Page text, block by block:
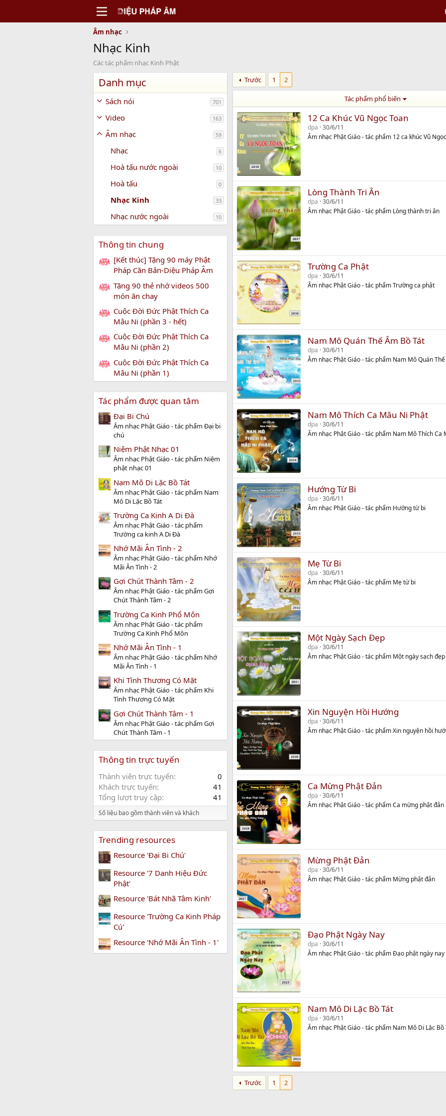
Âm nhạc
Nhạc Kinh
Các tác phẩm nhạc Kinh Phật
Danh mục
Sách nói 701
Video 163
Âm nhạc 59
Nhạc 6
Hoà tấu nước ngoài 10
Hoà tấu 0
Nhạc Kinh 33
Nhạc nước ngoài 10
Thông tin chung
[Kết thúc] Tặng 90 máy Phật
Pháp Căn Bản-Diệu Pháp Âm
Tặng 90 thẻ nhớ videos 500
món ăn chay
Cuộc Đời Đức Phật Thích Ca
Mâu Ni (phần 3 - hết)
Cuộc Đời Đức Phật Thích Ca
Mâu Ni (phần 2)
Cuộc Đời Đức Phật Thích Ca
Mâu Ni (phần 1)
Tác phẩm được quan tâm
Đại Bi Chú
Âm nhạc Phật Giáo - tác phẩm Đại bi
chú
Niệm Phật Nhạc 01
Âm nhạc Phật Giáo - tác phẩm Niệm
phật nhạc 01
Nam Mô Di Lặc Bồ Tát
Âm nhạc Phật Giáo - tác phẩm Nam
Mô Di Lặc Bồ Tát
Trường Ca Kinh A Di Đà
Âm nhạc Phật Giáo - tác phẩm
Trường ca kinh A Di Đà
Nhớ Mãi Ân Tình - 2
Âm nhạc Phật Giáo - tác phẩm Nhớ
Mãi Ân Tình - 2
Gợi Chút Thành Tâm - 2
Âm nhạc Phật Giáo - tác phẩm Gợi
Chút Thành Tâm - 2
Trường Ca Kinh Phổ Môn
Âm nhạc Phật Giáo - tác phẩm
Trường Ca Kinh Phổ Môn
Nhớ Mãi Ân Tình - 1
Âm nhạc Phật Giáo - tác phẩm Nhớ
Mãi Ân Tình - 1
Khi Tình Thương Có Mặt
Âm nhạc Phật Giáo - tác phẩm Khi
Tình Thương Có Mặt
Gợi Chút Thành Tâm - 1
Âm nhạc Phật Giáo - tác phẩm Gợi
Chút Thành Tâm - 1
Thông tin trực tuyến
Thành viên trực tuyến
0
Khách trực tuyến
41
Tổng lượt truy cập
41
Số liệu bao gồm thành viên và khách
Trending resources
Resource 'Đại Bi Chú'
Resource '7 Danh Hiệu Đức
Phật'
Resource 'Bát Nhã Tâm Kinh'
Resource 'Trường Ca Kinh Pháp
Cú'
Resource 'Nhớ Mãi Ân Tình - 1'
Trước 1 2
Tác phẩm phổ biến
12 Ca Khúc Vũ Ngọc Toan
dpa 30/6/11
Âm nhạc Phật Giáo - tác phẩm 12 ca khúc Vũ
Lòng Thành Tri Ân
dpa 30/6/11
Âm nhạc Phật Giáo - tác phẩm Lòng thành tri ân
Trường Ca Phật
dpa 30/6/11
Âm nhạc Phật Giáo - tác phẩm Trường ca phật
Nam Mô Quán Thế Âm Bồ Tát
dpa 30/6/11
Âm nhạc Phật Giáo - tác phẩm Nam Mô Quán
Nam Mô Thích Ca Mâu Ni Phật
dpa 30/6/11
Âm nhạc Phật Giáo - tác phẩm Nam Mô Thích Ca
Hướng Từ Bi
dpa 30/6/11
Âm nhạc Phật Giáo - tác phẩm Hướng từ bi
Mẹ Từ Bi
dpa 30/6/11
Âm nhạc Phật Giáo - tác phẩm Mẹ từ bi
Một Ngày Sạch Đẹp
dpa 30/6/11
Âm nhạc Phật Giáo - tác phẩm Một ngày sạch đẹp
Xin Nguyện Hồi Hướng
dpa 30/6/11
Âm nhạc Phật Giáo - tác phẩm Xin nguyện hồi
Ca Mừng Phật Đản
dpa 30/6/11
Âm nhạc Phật Giáo - tác phẩm Ca mừng phật đản
Mừng Phật Đản
dpa 30/6/11
Âm nhạc Phật Giáo - tác phẩm Mừng phật đản
Đạo Phật Ngày Nay
dpa 30/6/11
Âm nhạc Phật Giáo - tác phẩm Đạo phật ngày nay
Nam Mô Di Lặc Bồ Tát
dpa 30/6/11
Âm nhạc Phật Giáo - tác phẩm Nam Mô Di Lặc Bồ
Trước 1 2